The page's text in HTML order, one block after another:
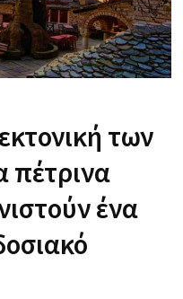
των
πέτρινα
ένα